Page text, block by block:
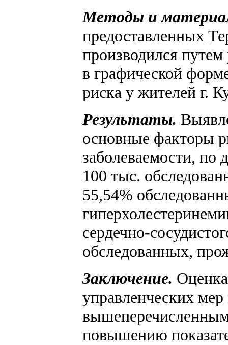
Методы и
предоставленных
производился путем
в графической
риска у жителей г.
Результаты.
основные факторы
заболеваемости, по
100 тыс.
55,54%
сердечно-
обследованных,
Заключение.
управленческих
вышеперечисленным
повышению